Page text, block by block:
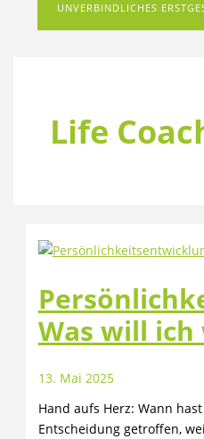
UNVERBINDLICHES
Life
Was will
13. Mai 2025
Hand aufs Herz: Wann
Entscheidung getroffen,